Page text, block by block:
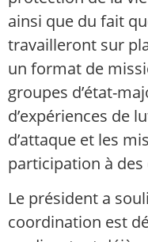
ainsi que du fait
travailleront sur
un format de
groupes d’état-
d’expériences de
d’attaque et les
participation à
Le président a
coordination est